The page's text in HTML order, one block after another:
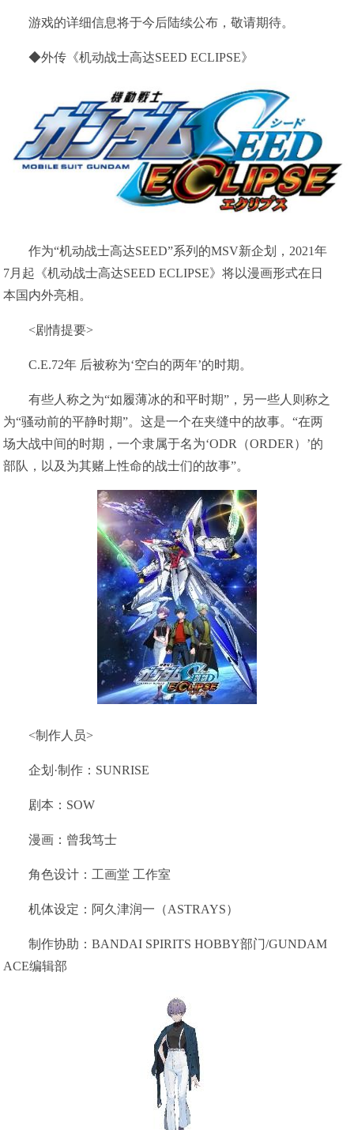
游戏的详细信息将于今后陆续公布，敬请期待。
◆外传《机动战士高达SEED ECLIPSE》
作为“机动战士高达SEED”系列的MSV新企划，2021年
7月起《机动战士高达SEED ECLIPSE》将以漫画形式在日
本国内外亮相。
<剧情提要>
C.E.72年 后被称为‘空白的两年’的时期。
有些人称之为“如履薄冰的和平时期”，另一些人则称之
为“骚动前的平静时期”。这是一个在夹缝中的故事。“在两
场大战中间的时期，一个隶属于名为‘ODR（ORDER）’的
部队，以及为其赌上性命的战士们的故事”。
<制作人员>
企划·制作：SUNRISE
剧本：SOW
漫画：曾我笃士
角色设计：工画堂 工作室
机体设定：阿久津润一（ASTRAYS）
制作协助：BANDAI SPIRITS HOBBY部门/GUNDAM
ACE编辑部